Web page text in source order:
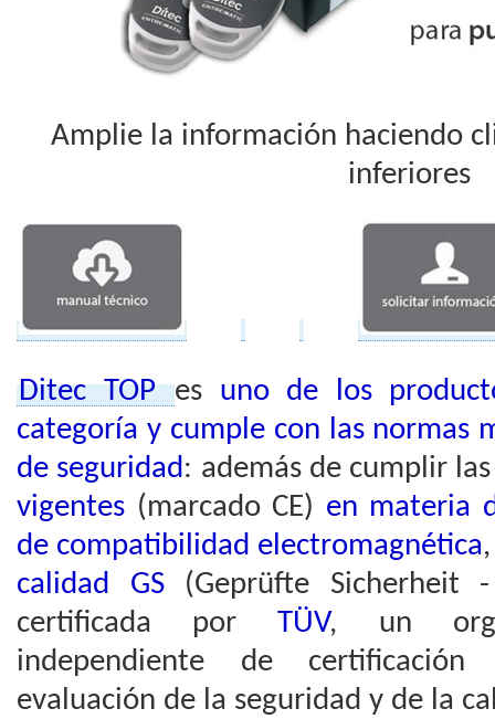
Amplie la información haciendo
inferiores
Ditec TOPes uno de los
categoría y cumple con las normas
de seguridad: además de cumplir las
vigentes (marcado CE) en materia
de compatibilidad electromagnética
calidad GS(Geprüfte Sicherheit -
certificada porTÜV, un
independiente de
evaluación de la seguridad y de la